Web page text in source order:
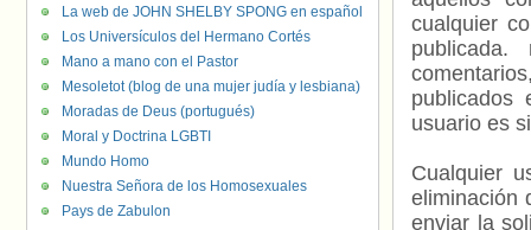
cualquier
usuario es
Cualquier
eliminación
enviar la
La web de JOHN SHELBY SPONG en español
Los Universículos del Hermano Cortés
Mano a mano con el Pastor
Mesoletot (blog de una mujer judía y lesbiana)
Moradas de Deus (portugués)
Moral y Doctrina LGBTI
Mundo Homo
Nuestra Señora de los Homosexuales
Pays de Zabulon